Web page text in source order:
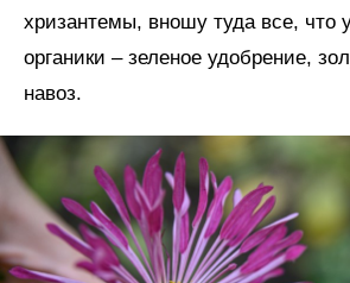
хризантемы, вношу туда все, что
органики – зеленое удобрение,
навоз.